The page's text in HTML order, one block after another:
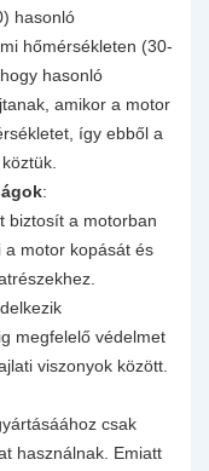
hasonló
hőmérsékleten (30-
hasonló
amikor a motor
így ebből a
:
biztosít a motorban
a motor kopását és
megfelelő védelmet
viszonyok között.
csak
használnak. Emiatt